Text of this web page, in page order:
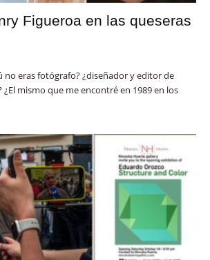
Figueroa en las queseras
no eras fotógrafo? ¿diseñador y editor de
¿El mismo que me encontré en 1989 en los